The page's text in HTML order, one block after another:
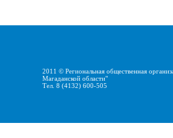
2011 © Региональная общественная
Магаданской области"
Тел. 8 (4132) 600-505